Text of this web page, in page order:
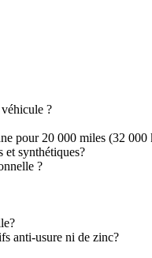
?
pour 20 000 miles (32
et synthétiques?
?
anti-usure ni de zinc?